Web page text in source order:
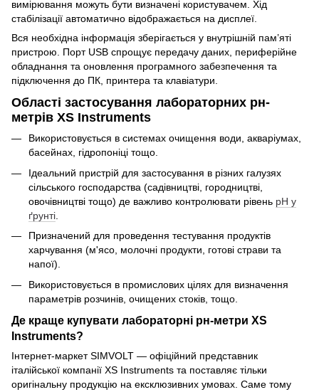
вимірювання можуть бути визначені користувачем. Хід
стабілізації автоматично відображається на дисплеї.
Вся необхідна інформація зберігається у внутрішній пам’яті
пристрою. Порт USB спрощує передачу даних, периферійне
обладнання та оновлення програмного забезпечення та
підключення до ПК, принтера та клавіатури.
Області застосування лабораторних рн-
метрів XS Instruments
Використовується в системах очищення води, акваріумах,
басейнах, гідропоніці тощо.
Ідеальний пристрій для застосування в різних галузях
сільського господарства (садівництві, городництві,
овочівництві тощо) де важливо контролювати рівень рН у
ґрунті
Призначений для проведення тестування продуктів
харчування (м'ясо, молочні продукти, готові страви та
напої).
Використовується в промислових цілях для визначення
параметрів розчинів, очищених стоків, тощо.
Де краще купувати лабораторні рн-метри XS
Instruments?
Інтернет-маркет SIMVOLT — офіційний представник
італійської компанії XS Instruments та поставляє тільки
оригінальну продукцію на ексклюзивних умовах. Саме тому